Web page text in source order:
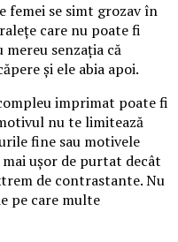
femei se simt grozav în
care nu poate fi
senzația că
și ele abia apoi.
imprimat poate fi
nu te limitează
fine sau motivele
ușor de purtat decât
de contrastante. Nu
pe care multe